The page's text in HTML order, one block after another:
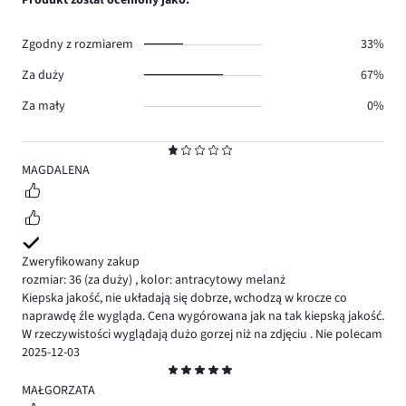
1
MAGDALENA
Zweryfikowany zakup
rozmiar: 36 (za duży) , kolor: antracytowy melanż
Kiepska jakość, nie układają się dobrze, wchodzą w krocze co
naprawdę źle wygląda. Cena wygórowana jak na tak kiepską jakość.
W rzeczywistości wyglądają dużo gorzej niż na zdjęciu . Nie polecam
2025-12-03
5
MAŁGORZATA
Zgodny z rozmiarem
33%
Za duży
67%
Za mały
0%